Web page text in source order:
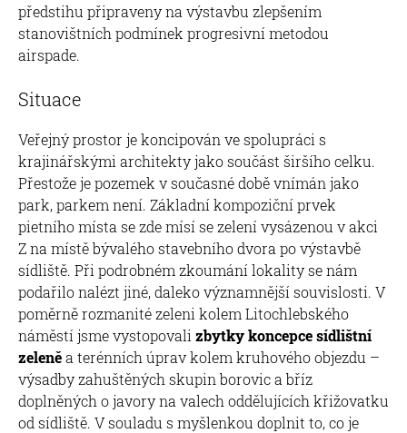
předstihu připraveny na výstavbu zlepšením
stanovištních podmínek progresivní metodou
airspade.
Situace
Veřejný prostor je koncipován ve spolupráci s
krajinářskými architekty jako součást širšího celku.
Přestože je pozemek v současné době vnímán jako
park, parkem není. Základní kompoziční prvek
pietního místa se zde mísí se zelení vysázenou v akci
Z na místě bývalého stavebního dvora po výstavbě
sídliště. Při podrobném zkoumání lokality se nám
podařilo nalézt jiné, daleko významnější souvislosti. V
poměrně rozmanité zeleni kolem Litochlebského
náměstí jsme vystopovali zbytky koncepce sídlištní
zeleněa terénních úprav kolem kruhového objezdu –
výsadby zahuštěných skupin borovic a bříz
doplněných o javory na valech oddělujících křižovatku
od sídliště. V souladu s myšlenkou doplnit to, co je